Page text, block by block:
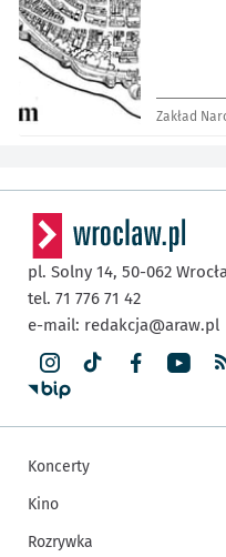
Zakład
pl. Solny 14, 50-062
tel. 71 776 71 42
e-mail: redakcja@araw.pl
Koncerty
Kino
Rozrywka